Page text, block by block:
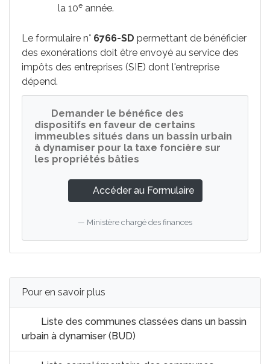
la 10e année.
Le formulaire n° 6766-SD permettant de bénéficier
des exonérations doit être envoyé au service des
impôts des entreprises (SIE) dont l'entreprise
dépend.
Demander le bénéfice des
dispositifs en faveur de certains
immeubles situés dans un bassin urbain
à dynamiser pour la taxe foncière sur
les propriétés bâties
Accéder au Formulaire
Ministère chargé des finances
Pour en savoir plus
Liste des communes classées dans un bassin
urbain à dynamiser (BUD)